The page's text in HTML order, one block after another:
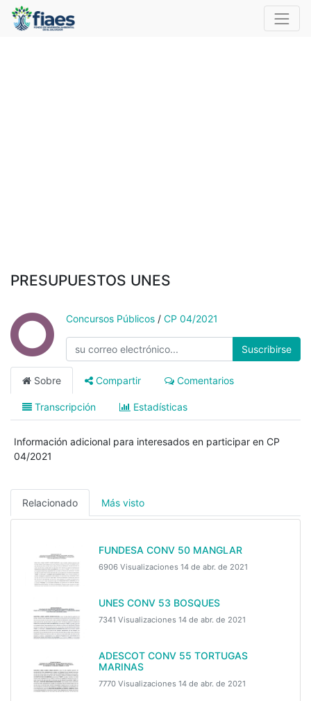
PRESUPUESTOS UNES
Concursos Públicos / CP 04/2021
Suscribirse
Sobre Compartir Comentarios
Transcripción Estadísticas
Información adicional para interesados en participar en CP
04/2021
Relacionado Más visto
FUNDESA CONV 50 MANGLAR
6906 Visualizaciones 14 de abr. de 2021
UNES CONV 53 BOSQUES
7341 Visualizaciones 14 de abr. de 2021
ADESCOT CONV 55 TORTUGAS
MARINAS
7770 Visualizaciones 14 de abr. de 2021